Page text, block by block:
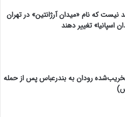
نیست که نام «میدان آرژانتین» در تهران
اسپانیا» تغییر دهند
رودان به بندرعباس پس از حمله